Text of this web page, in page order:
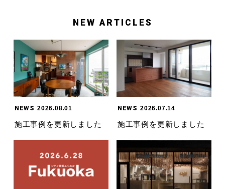
NEW ARTICLES
NEWS 2026.08.01
施工事例を更新しました
NEWS 2026.07.14
施工事例を更新しました